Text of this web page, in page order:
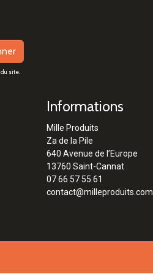
site.
Informations
Mille Produits
Za de la Pile
640 Avenue de l’Europe
13760 Saint-Cannat
07 66 57 55 61
contact@milleproduits.com